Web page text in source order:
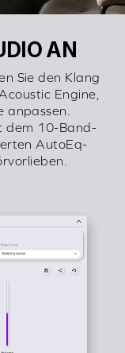
AN
Sie den Klang
Engine,
anpassen.
dem 10-Band-
AutoEq-